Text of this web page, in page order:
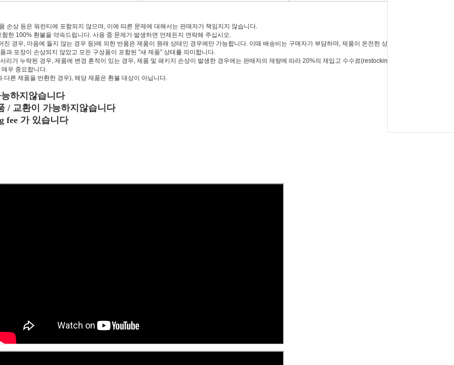
손상 등은 워런티에 포함되지 않으며, 이에 따른 문제에 대해서는 판매자가 책임지지 않습니다.
한 100% 환불을 약속드립니다. 사용 중 문제가 발생하면 언제든지 연락해 주십시오.
경우, 마음에 들지 않는 경우 등)에 의한 반품은 제품이 원래 상태인 경우에만 가능합니다. 이때 배송비는 구매자가 부담하며, 제품이 온전한 상태로 반환될 경
과 포장이 손상되지 않았고 모든 구성품이 포함된 "새 제품" 상태를 의미합니다.
리가 누락된 경우, 제품에 변경 흔적이 있는 경우, 제품 및 패키지 손상이 발생한 경우에는 판매자의 재량에 따라 20%의 재입고 수수료(restocking fee)가 부과될
우 중요합니다.
다른 제품을 반환한 경우), 해당 제품은 환불 대상이 아닙니다.
하지않습니다
/ 교환이 가능하지않습니다
fee 가 있습니다